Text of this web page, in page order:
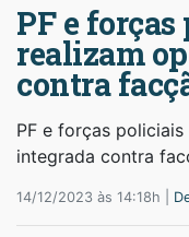
PF e
realizam
contra
PF e forças
integrada contra
14/12/2023 às 14:18h |